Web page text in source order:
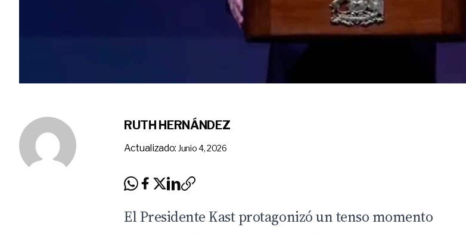
RUTH HERNÁNDEZ
Actualizado: Junio 4, 2026
El Presidente Kast protagonizó un tenso momento